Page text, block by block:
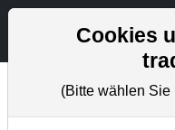
Chartanalysen
Cookies
(Bitte wählen